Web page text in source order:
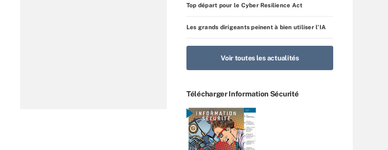
Top départ pour le Cyber Resilience Act
Les grands dirigeants peinent à bien utiliser l’IA
Voir toutes les actualités
Télécharger Information Sécurité